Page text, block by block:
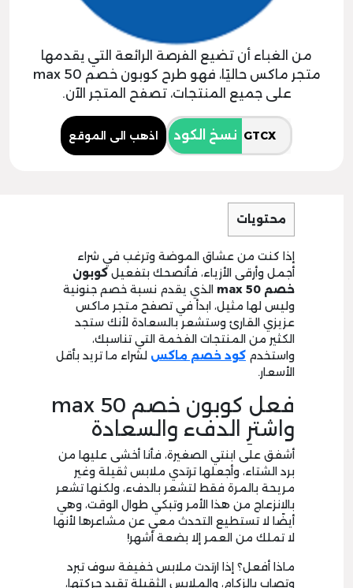
من الغباء أن تضيع الفرصة الرائعة التي يقدمها
متجر ماكس حاليًا، فهو طرح كوبون خصم max 50
على جميع المنتجات، تصفح المتجر الآن.
نسخ الكود اذهب الى الموقع
محتويات
إذا كنت من عشاق الموضة وترغب في شراء
أجمل وأرقى الأزياء، فأنصحك بتفعيل كوبون
خصم max 50
الذي يقدم نسبة خصم جنونية
وليس لها مثيل، ابدأ في تصفح متجر ماكس
عزيزي القارئ وستشعر بالسعادة لأنك ستجد
الكثير من المنتجات الفخمة التي تناسبك،
واستخدم كود خصم ماكس لشراء ما تريد بأقل
الأسعار.
فعل كوبون خصم max 50
واشترِ الدفء والسعادة
أشفق على ابنتي الصغيرة، فأنا أخشى عليها من
برد الشتاء، وأجعلها ترتدي ملابس ثقيلة وغير
مريحة بالمرة فقط لتشعر بالدفء، ولكنها تشعر
بالانزعاج من هذا الأمر وتبكي طوال الوقت، وهي
أيضًا لا تستطيع التحدث معي عن مشاعرها لأنها
لا تملك من العمر إلا بضعة أشهر!
ماذا أفعل؟ إذا ارتدت ملابس خفيفة سوف تبرد
وتصاب بالزكام، والملابس الثقيلة تقيد حركتها،